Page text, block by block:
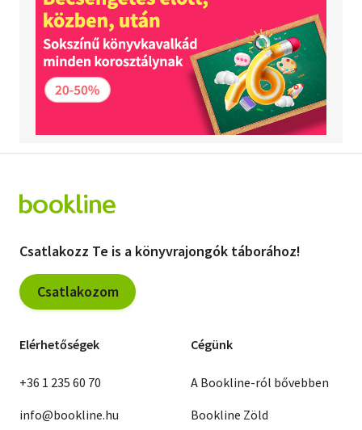
Csatlakozz Te is a könyvrajongók táborához!
Csatlakozom
Elérhetőségek
+36 1 235 60 70
info@bookline.hu
Cégünk
A Bookline-ról bővebben
Bookline Zöld